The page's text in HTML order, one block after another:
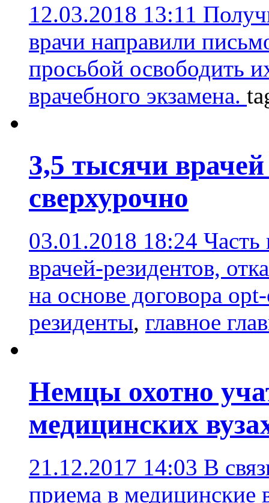
12.03.2018 13:11
врачи направили
просьбой освободить
врачебного экзамена.
3,5 тысячи врачей
сверхурочно
03.01.2018 18:24 Часть
врачей-резидентов,
на основе договора
резиденты, главное
Немцы охотно
медицинских
21.12.2017 14:03 В
приема в медицинские